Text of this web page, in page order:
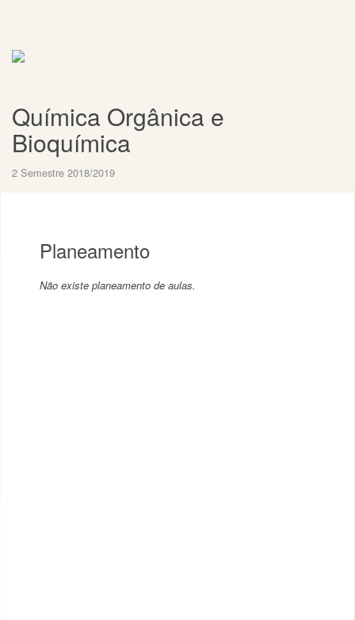
Química Orgânica e
Bioquímica
2 Semestre 2018/2019
Planeamento
Não existe planeamento de aulas.